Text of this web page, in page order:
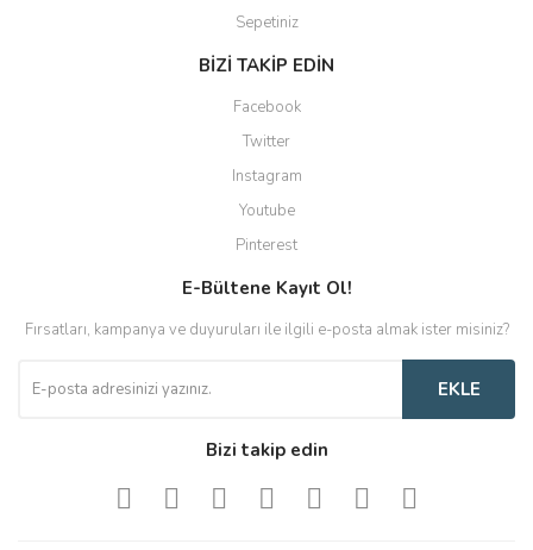
Sepetiniz
BİZİ TAKİP EDİN
Facebook
Twitter
Instagram
Youtube
Pinterest
E-Bültene Kayıt Ol!
Fırsatları, kampanya ve duyuruları ile ilgili e-posta almak ister misiniz?
EKLE
Bizi takip edin